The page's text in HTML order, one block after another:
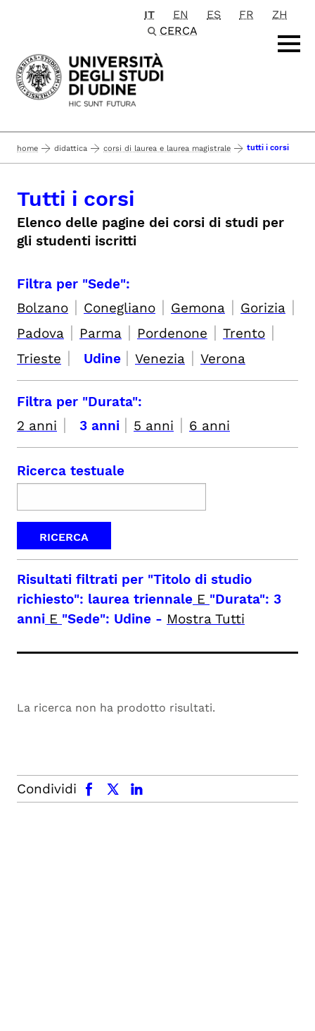
Passa al contenuto principale
IT EN ES FR
ZH
CERCA
home didattica corsi di laurea e laurea magistrale tutti i corsi
Tutti i corsi
Elenco delle pagine dei corsi di studi per
gli studenti iscritti
Filtra per "Sede":
Bolzano | Conegliano | Gemona | Gorizia |
Padova | Parma | Pordenone | Trento |
Trieste | Udine | Venezia | Verona
Filtra per "Durata":
2 anni | 3 anni | 5 anni | 6 anni
Ricerca testuale
Risultati filtrati per "Titolo di studio
richiesto": laurea triennale E "Durata": 3
anni E "Sede": Udine - Mostra Tutti
La ricerca non ha prodotto risultati.
Condividi
facebook x.com linkedin